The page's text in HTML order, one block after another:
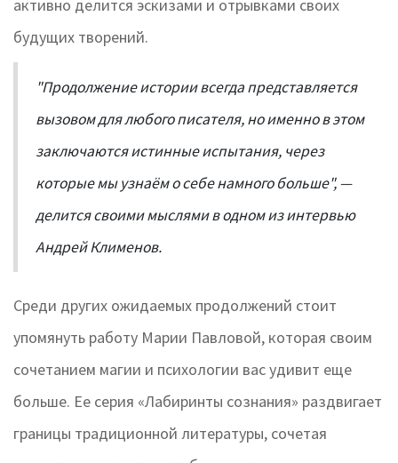
активно делится эскизами и отрывками своих
будущих творений.
"Продолжение истории всегда представляется
вызовом для любого писателя, но именно в этом
заключаются истинные испытания, через
которые мы узнаём о себе намного больше", —
делится своими мыслями в одном из интервью
Андрей Клименов.
Среди других ожидаемых продолжений стоит
упомянуть работу Марии Павловой, которая своим
сочетанием магии и психологии вас удивит еще
больше. Ее серия «Лабиринты сознания» раздвигает
границы традиционной литературы, сочетая